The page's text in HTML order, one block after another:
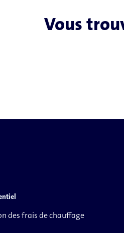
Vous
des frais de chauffage